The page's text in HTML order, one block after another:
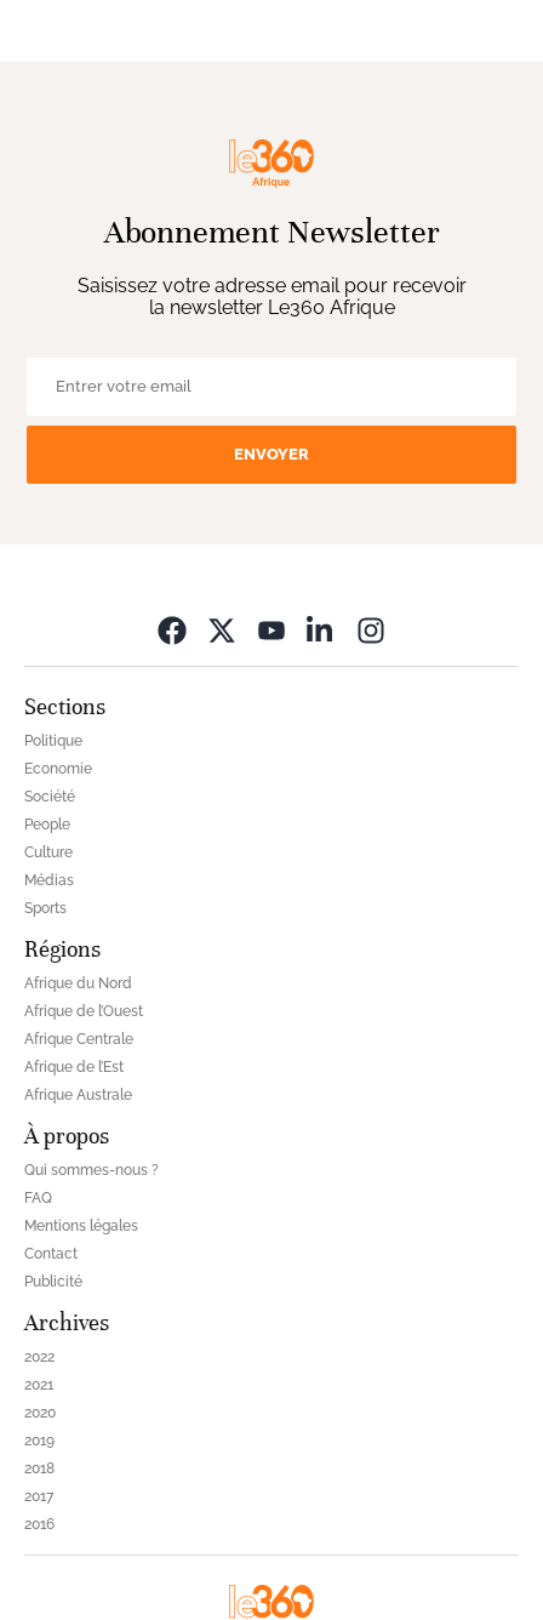
Abonnement Newsletter
Saisissez votre adresse email pour recevoir
la newsletter Le360 Afrique
ENVOYER
Sections
Politique
Economie
Société
People
Culture
Médias
Sports
Régions
Afrique du Nord
Afrique de l’Ouest
Afrique Centrale
Afrique de l’Est
Afrique Australe
À propos
Qui sommes-nous ?
FAQ
Mentions légales
Contact
Publicité
Archives
2022
2021
2020
2019
2018
2017
2016